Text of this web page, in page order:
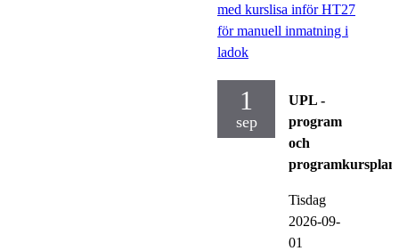
med kurslisa inför HT27
för manuell inmatning i
ladok
1
sep
UPL -
program
och
Tisdag
2026-09-
01